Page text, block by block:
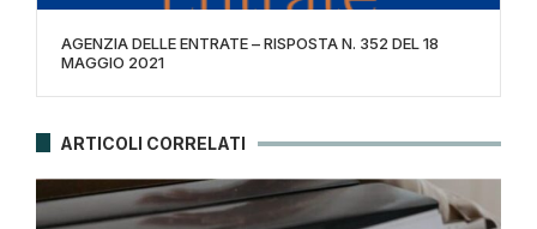
AGENZIA DELLE ENTRATE – RISPOSTA N. 352 DEL 18
MAGGIO 2021
ARTICOLI CORRELATI